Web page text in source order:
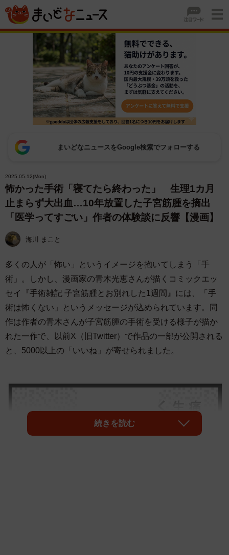
まいどなニュースをGoogle検索でフォローする
2025.05.12(Mon)
怖かった手術「寝てたら終わった」 生理1カ月
止まらず大出血…10年放置した子宮筋腫を摘出
「医学ってすごい」作者の体験談に反響【漫画】
海川 まこと
多くの人が「怖い」というイメージを抱いてしまう「手
術」。しかし、漫画家の青木光恵さんが描くコミックエッ
セイ『手術雑記 子宮筋腫とお別れした1週間』には、「手
術は怖くない」というメッセージが込められています。同
作は作者の青木さんが子宮筋腫の手術を受ける様子が描か
れた一作で、以前X（旧Twitter）で作品の一部が公開される
と、5000以上の「いいね」が寄せられました。
続きを読む